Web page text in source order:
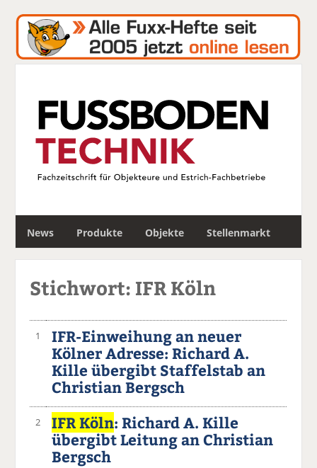
News Produkte Objekte Stellenmarkt
c
Stichwort: IFR Köln
1
IFR-Einweihung an neuer
Kölner Adresse: Richard A.
Kille übergibt Staffelstab an
Christian Bergsch
2 IFR Köln: Richard A. Kille
übergibt Leitung an Christian
Bergsch